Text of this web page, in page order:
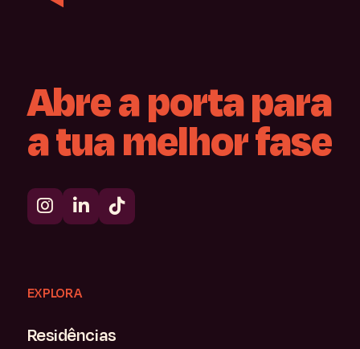
Abreaportapara
atuamelhorfase
EXPLORA
Residências